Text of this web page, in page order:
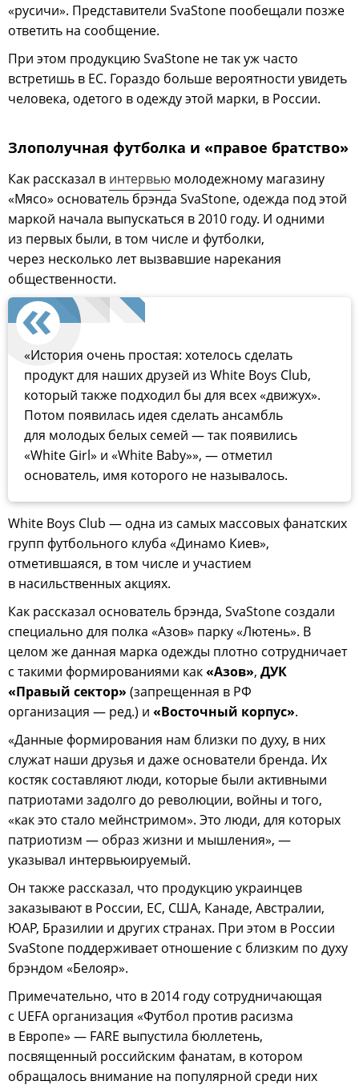
«русичи». Представители SvaStone пообещали позже
ответить на сообщение.
При этом продукцию SvaStone не так уж часто
встретишь в ЕС. Гораздо больше вероятности увидеть
человека, одетого в одежду этой марки, в России.
Злополучная футболка и «правое братство»
Как рассказал в интервью молодежному магазину
«Мясо» основатель брэнда SvaStone, одежда под этой
маркой начала выпускаться в 2010 году. И одними
из первых были, в том числе и футболки,
через несколько лет вызвавшие нарекания
общественности.
«История очень простая: хотелось сделать
продукт для наших друзей из White Boys Club,
который также подходил бы для всех «движух».
Потом появилась идея сделать ансамбль
для молодых белых семей — так появились
«White Girl» и «White Baby»», — отметил
основатель, имя которого не называлось.
White Boys Club — одна из самых массовых фанатских
групп футбольного клуба «Динамо Киев»,
отметившаяся, в том числе и участием
в насильственных акциях.
Как рассказал основатель брэнда, SvaStone создали
специально для полка «Азов» парку «Лютень». В
целом же данная марка одежды плотно сотрудничает
с такими формированиями как«Азов», ДУК
«Правый сектор» (запрещенная в РФ
организация — ред.) и «Восточный корпус».
«Данные формирования нам близки по духу, в них
служат наши друзья и даже основатели бренда. Их
костяк составляют люди, которые были активными
патриотами задолго до революции, войны и того,
«как это стало мейнстримом». Это люди, для которых
патриотизм — образ жизни и мышления», —
указывал интервьюируемый.
Он также рассказал, что продукцию украинцев
заказывают в России, ЕС, США, Канаде, Австралии,
ЮАР, Бразилии и других странах. При этом в России
SvaStone поддерживает отношение с близким по духу
брэндом «Белояр».
Примечательно, что в 2014 году сотрудничающая
с UEFA организация «Футбол против расизма
в Европе» — FARE выпустила бюллетень,
посвященный российским фанатам, в котором
обращалось внимание на популярной среди них